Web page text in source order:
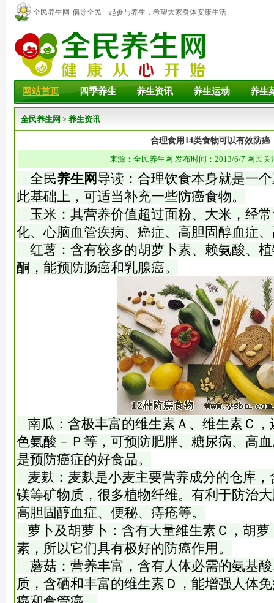
全民养生网-倡导全民一起参与养生，希望大家身体安康生活
幸福！
网站首页 四季养生 养生资讯 养生运动 养生
全民养生网 > 养生资讯
合理食用14类食物可以有效防癌
来源：全民养生网 发布时间：2013/6/7 网民关
全民养生网 导读：合理饮食本身就是一
此基础上，可适当补充一些防癌食物。
玉米：其营养价值超过面粉、大米，经
化、心脑血管疾病、癌症、高胆固醇血症
红薯：含有较多的胡萝卜素、赖氨酸、
酮，能预防肠癌和乳腺癌。
南瓜：含极丰富的维生素Ａ、维生素Ｃ
色氨酸－Ｐ等，可预防肥胖、糖尿病、高
是预防癌症的好食品。
麦麸：麦麸是小麦主要营养成分的仓库
镁等矿物质，很多植物纤维。有利于防治
高胆固醇血症、便秘、痔疮等。
萝卜及胡萝卜：含有大量维生素Ｃ，胡
素，所以它们具有极好的防癌作用。
蘑菇：营养丰富，含有人体必需的氨基
质，含硒和丰富的维生素Ｄ，能增强人体